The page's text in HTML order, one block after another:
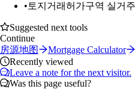
• 토지거래허가구역 실거
Suggested next tools
Continue
房源地图
Mortgage Calculator
Recently viewed
Leave a note for the next visitor.
Was this page useful?